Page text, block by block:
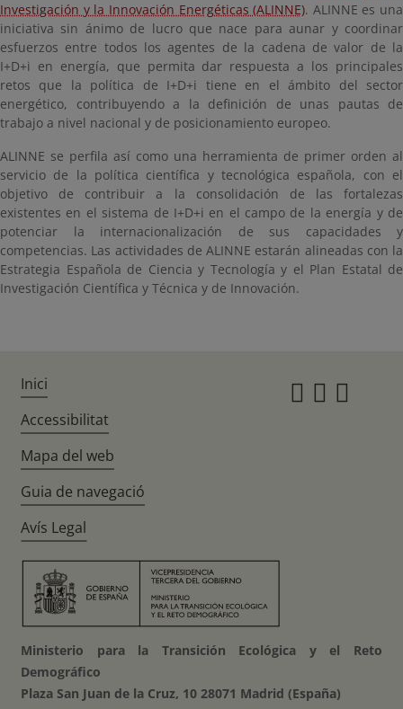
Investigación y la Innovación Energéticas (ALINNE). ALINNE es una
iniciativa sin ánimo de lucro que nace para aunar y coordinar
esfuerzos entre todos los agentes de la cadena de valor de la
I+D+i en energía, que permita dar respuesta a los principales
retos que la política de I+D+i tiene en el ámbito del sector
energético, contribuyendo a la definición de unas pautas de
trabajo a nivel nacional y de posicionamiento europeo.
ALINNE se perfila así como una herramienta de primer orden al
servicio de la política científica y tecnológica española, con el
objetivo de contribuir a la consolidación de las fortalezas
existentes en el sistema de I+D+i en el campo de la energía y de
potenciar la internacionalización de sus capacidades y
competencias. Las actividades de ALINNE estarán alineadas con la
Estrategia Española de Ciencia y Tecnología y el Plan Estatal de
Investigación Científica y Técnica y de Innovación.
Inici
Accessibilitat
Mapa del web
Guia de navegació
Avís Legal
Ministerio para la Transición Ecológica y el Reto
Demográfico
Plaza San Juan de la Cruz, 10 28071 Madrid (España)